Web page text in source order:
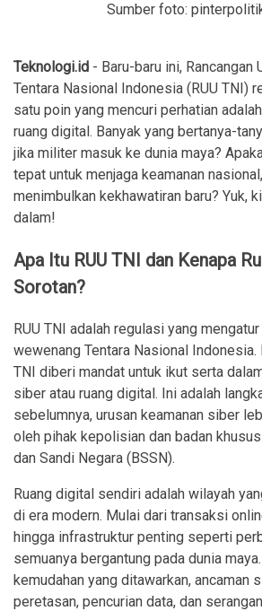
Sumber foto:
Teknologi.id - Baru-baru ini, Rancangan
Tentara Nasional Indonesia (RUU TNI)
satu poin yang mencuri perhatian
ruang digital. Banyak yang bertanya-
jika militer masuk ke dunia maya?
tepat untuk menjaga keamanan
menimbulkan kekhawatiran baru? Yuk,
dalam!
Apa Itu RUU TNI dan Kenapa
Sorotan?
RUU TNI adalah regulasi yang
wewenang Tentara Nasional
TNI diberi mandat untuk ikut serta
siber atau ruang digital. Ini adalah
sebelumnya, urusan keamanan siber
oleh pihak kepolisian dan badan
dan Sandi Negara (BSSN).
Ruang digital sendiri adalah wilayah
di era modern. Mulai dari transaksi
hingga infrastruktur penting seperti
semuanya bergantung pada dunia
kemudahan yang ditawarkan, ancaman
peretasan, pencurian data, dan